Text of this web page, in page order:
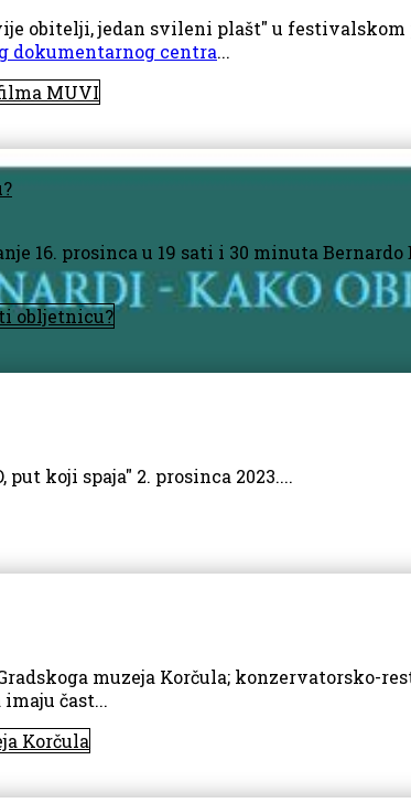
obitelji, jedan svileni plašt" u
dokumentarnog centra...
MUVI
16. prosinca u 19 sati i 30 minuta
obljetnicu?
put koji spaja" 2. prosinca 2023....
muzeja Korčula; konzervatorsko-
čast...
Korčula